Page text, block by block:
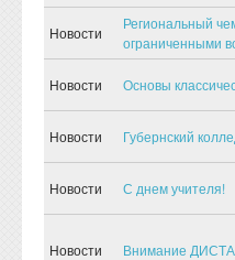
Новости
Региональный
ограниченными
Новости Основы
Новости Губернский
Новости С днем учителя!
Новости Внимание